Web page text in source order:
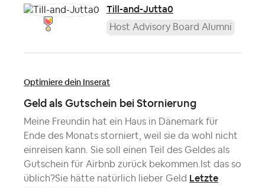
Till-and-Jutta0
Host Advisory Board Alumni
Optimiere dein Inserat
Geld als Gutschein bei Stornierung
Meine Freundin hat ein Haus in Dänemark für
Ende des Monats storniert, weil sie da wohl nicht
einreisen kann. Sie soll einen Teil des Geldes als
Gutschein für Airbnb zurück bekommen.Ist das so
üblich?Sie hätte natürlich lieber Geld Letzte